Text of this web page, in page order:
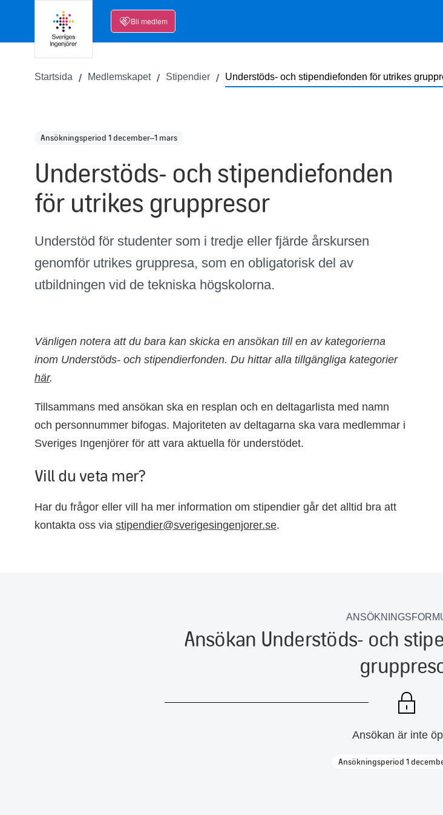
Bli medlem
Startsida Medlemskapet Stipendier Understöds- och stipendiefonden för utrikes
Ansökningsperiod 1 december–1 mars
Understöds- och stipendiefonden
för utrikes gruppresor
Understöd för studenter som i tredje eller fjärde årskursen
genomför utrikes gruppresa, som en obligatorisk del av
utbildningen vid de tekniska högskolorna.
Vänligen notera att du bara kan skicka en ansökan till en av kategorierna
inom Understöds- och stipendierfonden. Du hittar alla tillgängliga kategorier
här.
Tillsammans med ansökan ska en resplan och en deltagarlista med namn
och personnummer bifogas. Majoriteten av deltagarna ska vara medlemmar i
Sveriges Ingenjörer för att vara aktuella för understödet.
Vill du veta mer?
Har du frågor eller vill ha mer information om stipendier går det alltid bra att
kontakta oss via stipendier@sverigesingenjorer.se.
Ansökan Understöds- och
Ansökan är inte
Ansökningsperiod 1